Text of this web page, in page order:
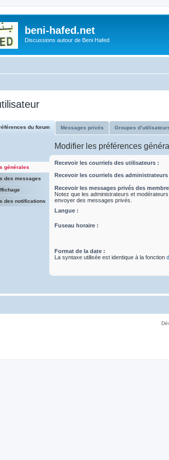
beni-hafed.net
Discussions autour de Beni Hafed
du forum Messages privés Groupes
générales
des messages
des notifications
Modifier les préférences
Recevoir les courriels des utilisateurs :
Recevoir les courriels des administrateurs
Recevoir les messages privés des
Notez que les administrateurs et
envoyer des messages privés.
Langue :
Fuseau horaire :
Format de la date :
La syntaxe utilisée est identique à la fonction